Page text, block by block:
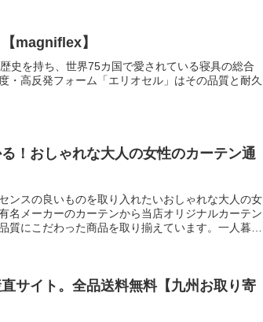
magniflex】
史を持ち、世界75カ国で愛されている寝具の総合
・高反発フォーム「エリオセル」はその品質と耐久
！おしゃれな大人の女性のカーテン通
ンスの良いものを取り入れたいおしゃれな大人の女
名メーカーのカーテンから当店オリジナルカーテン
質にこだわった商品を取り揃えています。一人暮ら
な美しさ、品質と価格のバランスがとれたカーテ
したショップ運営にて商品提供を行っています。
サイト。全品送料無料【九州お取り寄